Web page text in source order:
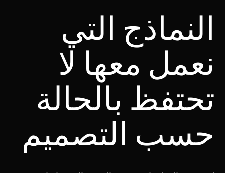
النماذج التي
نعمل معها لا
تحتفظ بالحالة
حسب التصميم